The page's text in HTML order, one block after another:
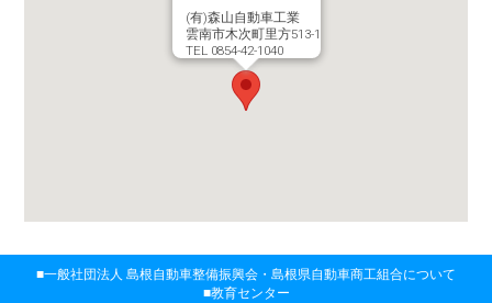
(有)森山自動車工業
雲南市木次町里方513-1
TEL 0854-42-1040
一般社団法人 島根自動車整備振興会・ 島根県自動車商工組合について
教育センター